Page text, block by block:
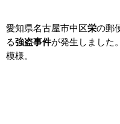
愛知県名古屋市中区栄の郵
る強盗事件が発生しました
模様。